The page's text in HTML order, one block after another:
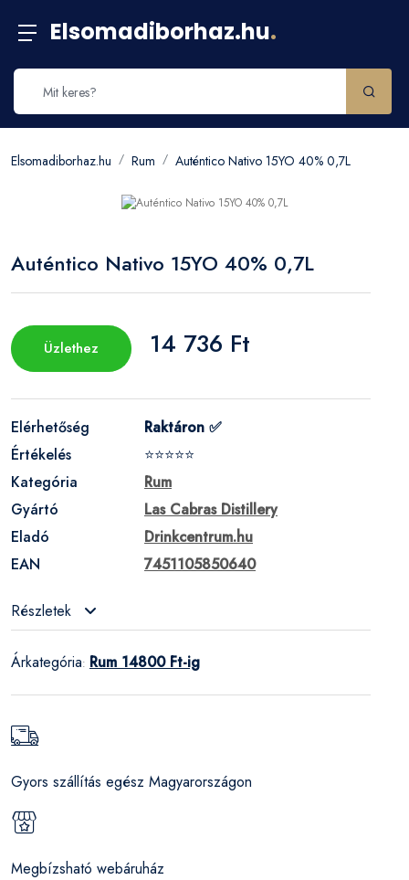
Elsomadiborhaz.hu.
Elsomadiborhaz.hu Rum Auténtico Nativo 15YO 40% 0,7L
Auténtico Nativo 15YO 40% 0,7L
Üzlethez 14 736 Ft
Elérhetőség
Raktáron ✅
Értékelés
⭐⭐⭐⭐⭐
Kategória
Rum
Gyártó
Las Cabras Distillery
Eladó
Drinkcentrum.hu
EAN
7451105850640
Részletek
Árkategória: Rum 14800 Ft-ig
Gyors szállítás egész Magyarországon
Megbízsható webáruház